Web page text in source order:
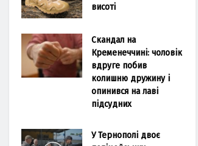
висоті
Скандал на
Кременеччині: чоловік
вдруге побив
колишню дружину і
опинився на лаві
підсудних
У Тернополі двоє